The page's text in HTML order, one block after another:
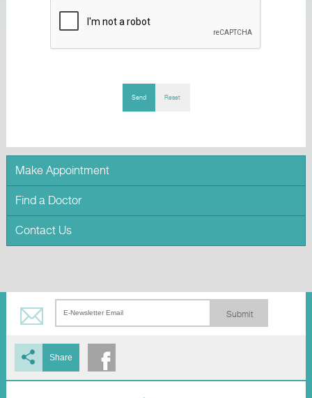
Send Reset
Make Appointment
Find a Doctor
Contact Us
Submit
Share